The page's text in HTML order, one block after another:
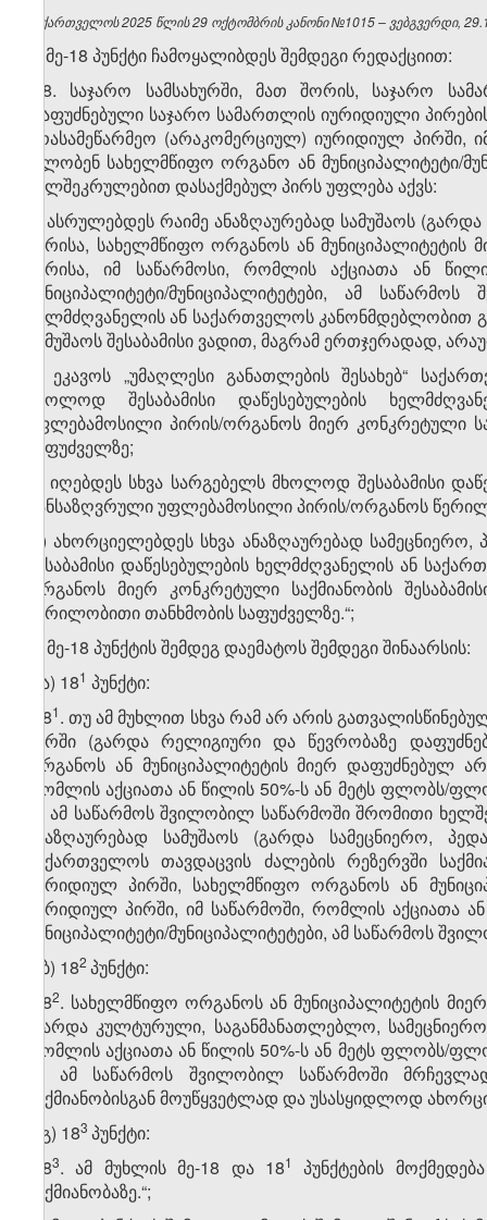
საქართველოს 2025 წლის 29 ოქტომბრის კანონი №1015 – ვებგვერდი,
ბ) მე-18 პუნქტი ჩამოყალიბდეს შემდეგი რედაქციით:
„18. საჯარო სამსახურში, მათ შორის, საჯარო
დაფუძნებული საჯარო სამართლის იურიდიული
არასამეწარმეო (არაკომერციულ) იურიდიულ
ფლობენ სახელმწიფო ორგანო ან მუნიციპალიტეტი/
ხელშეკრულებით დასაქმებულ პირს უფლება აქვს:
ა) ასრულებდეს რაიმე ანაზღაურებად სამუშაოს
პირისა, სახელმწიფო ორგანოს ან
პირისა, იმ საწარმოსი, რომლის აქციათა ან
მუნიციპალიტეტი/მუნიციპალიტეტები, ამ
ხელმძღვანელის ან საქართველოს
სამუშაოს შესაბამისი ვადით, მაგრამ ერთჯერადად,
ბ) ეკავოს „უმაღლესი განათლების შესახებ“
მხოლოდ შესაბამისი დაწესებულების
უფლებამოსილი პირის/ორგანოს მიერ კონკრეტული
საფუძველზე;
გ) იღებდეს სხვა სარგებელს მხოლოდ შესაბამისი
განსაზღვრული უფლებამოსილი პირის/ორგანოს
დ) ახორციელებდეს სხვა ანაზღაურებად
შესაბამისი დაწესებულების ხელმძღვანელის ან
ორგანოს მიერ კონკრეტული საქმიანობის
წერილობითი თანხმობის საფუძველზე.“;
გ) მე-18 პუნქტის შემდეგ დაემატოს შემდეგი შინაარსის:
გ.ა) 18​1 პუნქტი:
„18​1. თუ ამ მუხლით სხვა რამ არ არის
პირში (გარდა რელიგიური და წევრობაზე
ორგანოს ან მუნიციპალიტეტის მიერ დაფუძნებულ
რომლის აქციათა ან წილის 50%-ს ან მეტს ფლობს/
ან ამ საწარმოს შვილობილ საწარმოში შრომითი
ანაზღაურებად სამუშაოს (გარდა სამეცნიერო,
საქართველოს თავდაცვის ძალების რეზერვში
იურიდიულ პირში, სახელმწიფო ორგანოს ან
იურიდიულ პირში, იმ საწარმოში, რომლის
მუნიციპალიტეტი/მუნიციპალიტეტები, ამ საწარმოს
გ.ბ) 18​2 პუნქტი:
„18​2. სახელმწიფო ორგანოს ან მუნიციპალიტეტის
(გარდა კულტურული, საგანმანათლებლო,
რომლის აქციათა ან წილის 50%-ს ან მეტს ფლობს/
ან ამ საწარმოს შვილობილ საწარმოში
საქმიანობისგან მოუწყვეტლად და უსასყიდლოდ
გ.გ) 18​3 პუნქტი:
„18​3. ამ მუხლის მე-18 და 18​1
პუნქტების
საქმიანობაზე.“;